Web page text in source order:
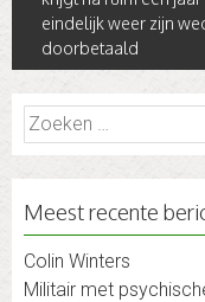
navigation
eindelijk weer zijn
doorbetaald
Zoeken
naar:
Meest recente
Colin Winters
Militair met